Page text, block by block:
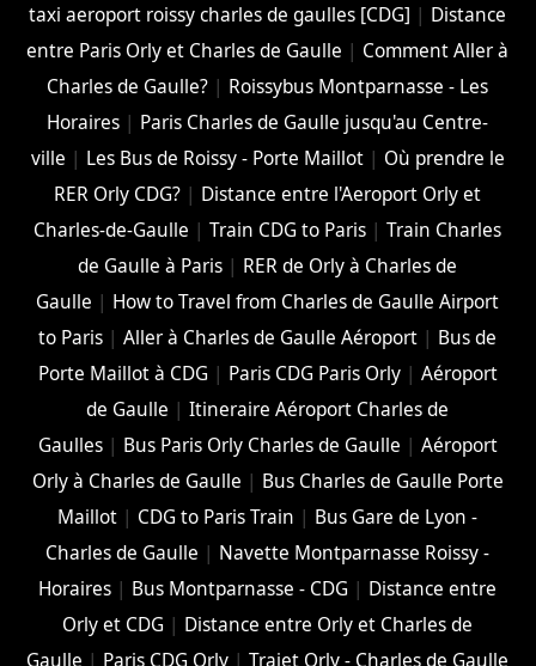
taxi aeroport roissy charles de gaulles [CDG] | Distance
entre Paris Orly et Charles de Gaulle | Comment Aller à
Charles de Gaulle? | Roissybus Montparnasse - Les
Horaires | Paris Charles de Gaulle jusqu'au Centre-
ville | Les Bus de Roissy - Porte Maillot| Où prendre le
RER Orly CDG? | Distance entre l'Aeroport Orly et
Charles-de-Gaulle |Train CDG to Paris |Train Charles
de Gaulle à Paris | RER de Orly à Charles de
Gaulle | How to Travel from Charles de Gaulle Airport
to Paris |Aller à Charles de Gaulle Aéroport | Bus de
Porte Maillot à CDG | Paris CDG Paris Orly| Aéroport
de Gaulle |Itineraire Aéroport Charles de
Gaulles| Bus Paris Orly Charles de Gaulle | Aéroport
Orly à Charles de Gaulle | Bus Charles de Gaulle Porte
Maillot | CDG to Paris Train | Bus Gare de Lyon -
Charles de Gaulle | Navette Montparnasse Roissy -
Horaires | Bus Montparnasse - CDG | Distance entre
Orly et CDG | Distance entre Orly et Charles de
Gaulle | Paris CDG Orly |Trajet Orly - Charles de Gaulle